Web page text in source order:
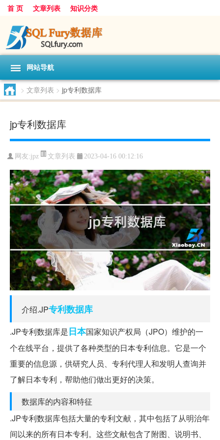
首 页 文章列表 知识分类
网站导航
> 文章列表 > jp专利数据库
jp专利数据库
网友:jpz 文章列表 2023-04-16 00:12:16
介绍.JP专利数据库
.JP专利数据库是日本国家知识产权局（JPO）维护的一
个在线平台，提供了各种类型的日本专利信息。它是一个
重要的信息源，供研究人员、专利代理人和发明人查询并
了解日本专利，帮助他们做出更好的决策。
数据库的内容和特征
.JP专利数据库包括大量的专利文献，其中包括了从明治年
间以来的所有日本专利。这些文献包含了附图、说明书、